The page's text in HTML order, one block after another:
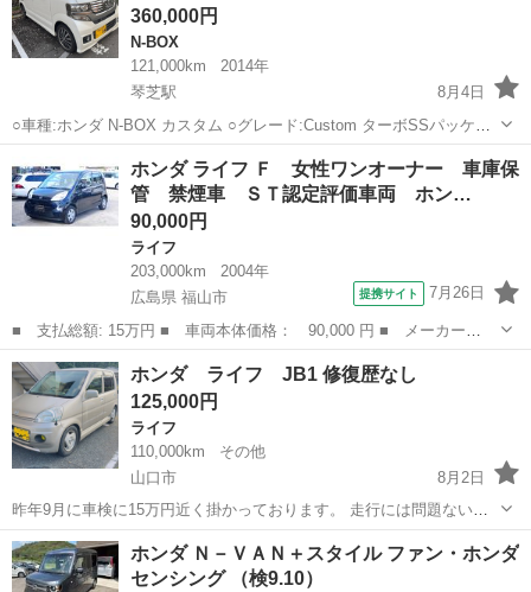
360,000円
N-BOX
121,000km
2014年
琴芝駅
8月4日
○車種:ホンダ N-BOX カスタム ○グレード:Custom ターボSSパッケー
ジ ○色: パールホワイト ◯年式:平成26年5月 ○駆動:FF ○車検:令和9
年6月2日 ○走行距離 :1210...
琴芝駅 N-BOX
ホンダ ライフ Ｆ 女性ワンオーナー 車庫保
管 禁煙車 ＳＴ認定評価車両 ホン…
90,000円
ライフ
203,000km
2004年
広島県 福山市
提携サイト 7月26日
■ 支払総額: 15万円 ■ 車両本体価格： 90,000 円 ■ メーカー
名： ホンダ ■ 車種名： ライフ ■ グレード名： Ｆ 女性ワン
オーナー 車庫保管 禁煙車 ＳＴ認定評価車両 ホンダ正規ディー
ラー認定車 ホンダ...
広島 福山市 ライフ
ホンダ ライフ JB1 修復歴なし
125,000円
ライフ
110,000km
その他
山口市
8月2日
昨年9月に車検に15万円近く掛かっております。 走行には問題ないか
と思います。 懸念事項として ・左側ドアミラー付け根の塗装剥げ ・
ボンネットの塗装 若干艶消し気味 ・リアウイングを取り付ける穴を空
けています。 (モデュー...
山口 山口市 ライフ
ホンダ Ｎ－ＶＡＮ＋スタイル ファン・ホンダ
センシング （検9.10）